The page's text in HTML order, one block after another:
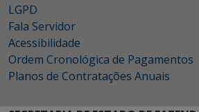
LGPD
Fala Servidor
Acessibilidade
Ordem Cronológica de Pagamentos
Planos de Contratações Anuais